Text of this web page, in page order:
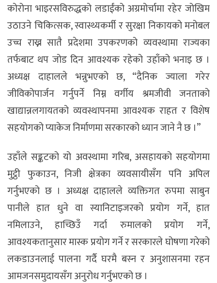
कोरोना भाइरसविरुद्धको लडाईंको अग्रमोर्चामा रहेर जोखिम
उठाउने चिकित्सक, स्वास्थ्यकर्मी र सुरक्षा निकायको मनोबल
उच्च राख्न सातै प्रदेशमा उपकरणको व्यवस्थामा राज्यका
तर्फबाट थप जोड दिन आवश्यक रहेको उहाँको भनाइ छ ।
अध्यक्ष दाहालले भन्नुभएको छ, “दैनिक ज्याला गरेर
जीविकोपार्जन गर्नुपर्ने निम्न वर्गीय श्रमजीवी जनताको
खाद्यान्नलगायतको व्यवस्थापनमा आवश्यक राहत र विशेष
सहयोगको प्याकेज निर्माणमा सरकारको ध्यान जाने नै छ ।”
उहाँले सङ्कटको यो अवस्थामा गरिब, असहायको सहयोगमा
मुट्ठी फुकाउन, निजी क्षेत्रका व्यवसायीसँग पनि अपिल
गर्नुभएको छ । अध्यक्ष दाहालले व्यक्तिगत रुपमा साबुन
पानीले हात धुने वा स्यानिटाइजरको प्रयोग गर्ने, हात
नमिलाउने, हाच्छिउँ गर्दा रुमालको प्रयोग गर्ने,
आवश्यकतानुसार मास्क प्रयोग गर्ने र सरकारले घोषणा गरेको
लकडाउनलाई पालना गर्दै घरमै बस्न र अनुशासनमा रहन
आमजनसमुदायसँग अनुरोध गर्नुभएको छ ।